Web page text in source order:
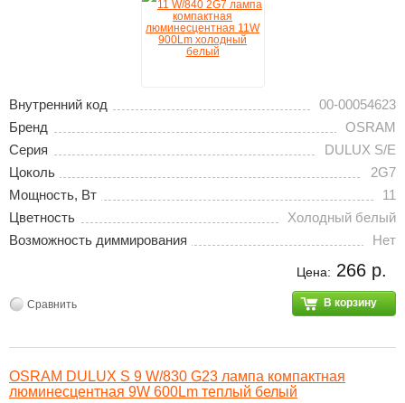
Внутренний код
00-00054623
Бренд
OSRAM
Серия
DULUX S/E
Цоколь
2G7
Мощность, Вт
11
Цветность
Холодный белый
Возможность диммирования
Нет
Цена: 266 р.
В корзину
Сравнить
OSRAM DULUX S 9 W/830 G23 лампа компактная
люминесцентная 9W 600Lm теплый белый